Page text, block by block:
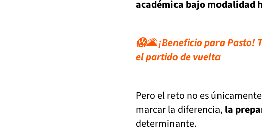
académica bajo modalidad
😱🌋 ¡Beneficio para
el partido de vuelta
Pero el reto no es
marcar la diferencia, la
determinante.